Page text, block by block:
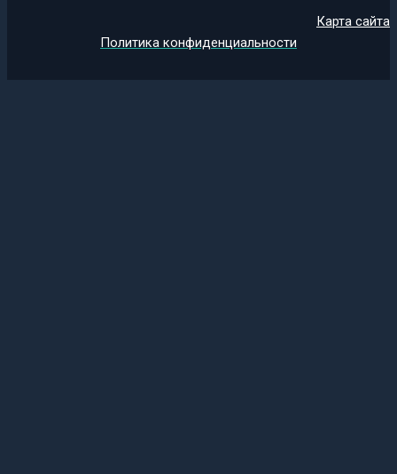
Карта сайта
Политика конфиденциальности